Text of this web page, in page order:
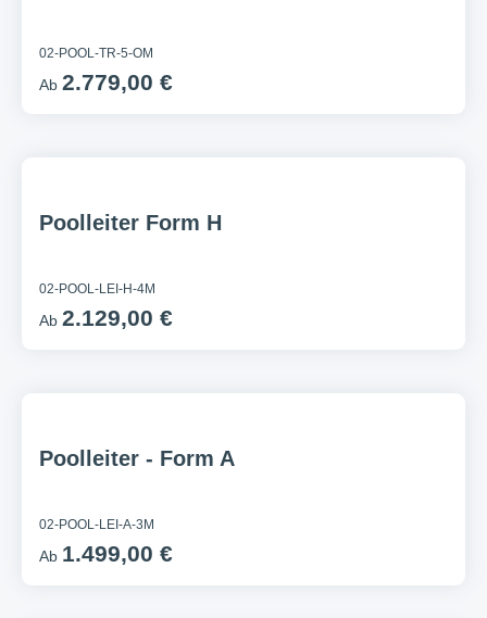
02-POOL-TR-5-OM
Ab 2.779,00 €
Poolleiter Form H
02-POOL-LEI-H-4M
Ab 2.129,00 €
Poolleiter - Form A
02-POOL-LEI-A-3M
Ab 1.499,00 €